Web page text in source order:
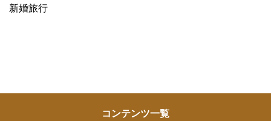
新婚旅行
コンテンツ一覧